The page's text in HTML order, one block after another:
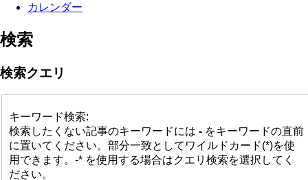
カレンダー
検索
検索クエリ
キーワード検索:
検索したくない記事のキーワードには - をキーワードの直前
に置いてください。部分一致としてワイルドカード(*)を使
用できます。-* を使用する場合はクエリ検索を選択してく
ださい。